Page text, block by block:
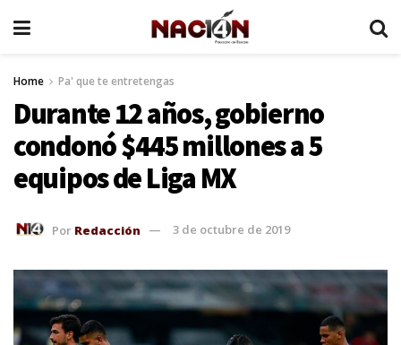
Home Pa' que te entretengas
Durante 12 años, gobierno
condonó $445 millones a 5
equipos de Liga MX
Por Redacción 3 de octubre de 2019